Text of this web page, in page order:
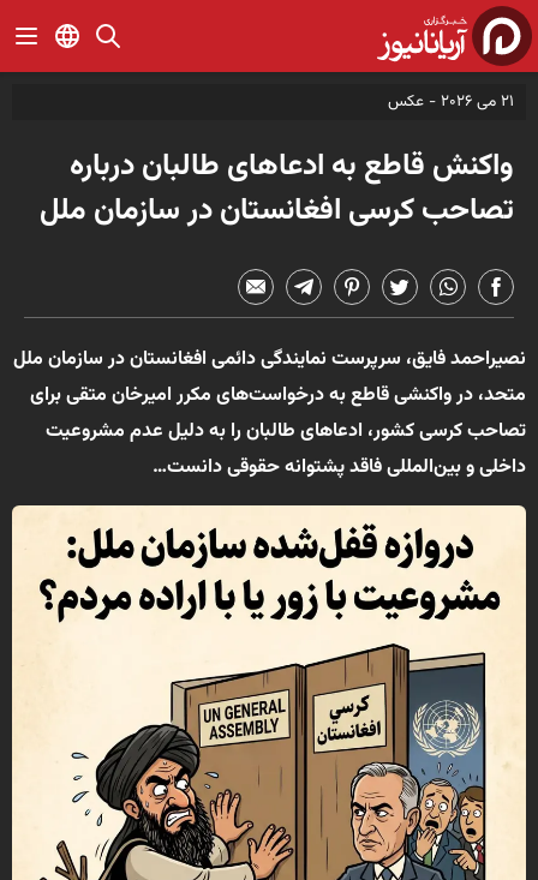
21 می 2026 - عکس
واکنش قاطع به ادعاهای طالبان درباره
تصاحب کرسی افغانستان در سازمان ملل
نصیراحمد فایق، سرپرست نمایندگی دائمی افغانستان در سازمان ملل
متحد، در واکنشی قاطع به درخواست‌های مکرر امیرخان متقی برای
تصاحب کرسی کشور، ادعاهای طالبان را به دلیل عدم مشروعیت
داخلی و بین‌المللی فاقد پشتوانه حقوقی دانست…